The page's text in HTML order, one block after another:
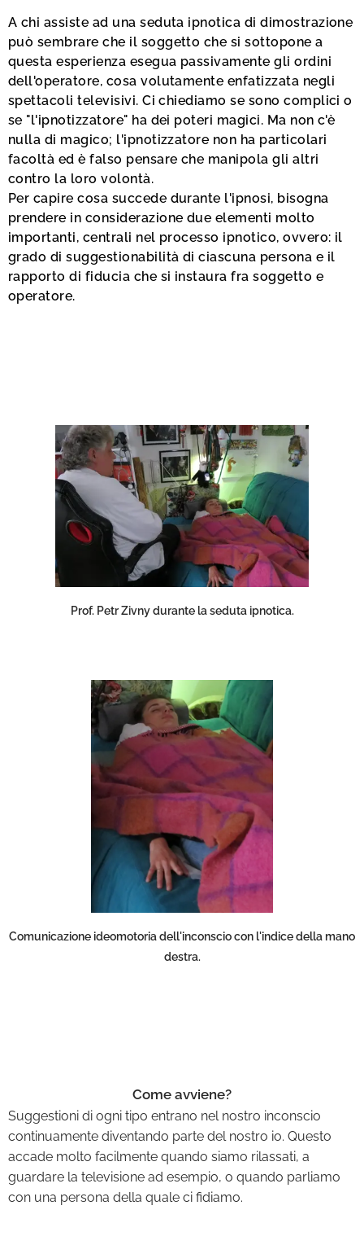
A chi assiste ad una seduta ipnotica di dimostrazione
può sembrare che il soggetto che si sottopone a
questa esperienza esegua passivamente gli ordini
dell'operatore, cosa volutamente enfatizzata negli
spettacoli televisivi. Ci chiediamo se sono complici o
se "l'ipnotizzatore" ha dei poteri magici. Ma non c'è
nulla di magico; l'ipnotizzatore non ha particolari
facoltà ed è falso pensare che manipola gli altri
contro la loro volontà.
Per capire cosa succede durante l'ipnosi, bisogna
prendere in considerazione due elementi molto
importanti, centrali nel processo ipnotico, ovvero: il
grado di suggestionabilità di ciascuna persona e il
rapporto di fiducia che si instaura fra soggetto e
operatore.
Prof. Petr Zivny durante la seduta ipnotica.
Comunicazione ideomotoria dell'inconscio con l'indice della mano
destra.
Come avviene?
Suggestioni di ogni tipo entrano nel nostro inconscio
continuamente diventando parte del nostro io. Questo
accade molto facilmente quando siamo rilassati, a
guardare la televisione ad esempio, o quando parliamo
con una persona della quale ci fidiamo.